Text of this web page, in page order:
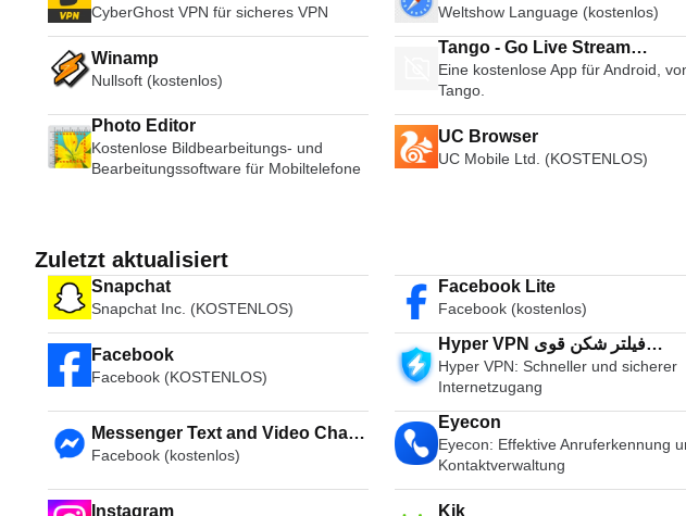
CyberGhost VPN für sicheres VPN Weltshow Language (kostenlos)
Winamp
Nullsoft (kostenlos)
Tango - Go Live Stream
Broadcast Live Video Chat
Eine kostenlose App für Android,
Tango.
Photo Editor
Kostenlose Bildbearbeitungs- und
Bearbeitungssoftware für Mobiltelefone
UC Browser
UC Mobile Ltd. (KOSTENLOS)
Zuletzt aktualisiert
Snapchat
Snapchat Inc. (KOSTENLOS)
Facebook Lite
Facebook (kostenlos)
Facebook
Facebook (KOSTENLOS)
Hyper VPN فیلتر شکن قوی
پرسرعت
Hyper VPN: Schneller und sicherer
Internetzugang
Messenger Text and Video Chat
for Free
Facebook (kostenlos)
Eyecon
Eyecon: Effektive Anruferkennung
Kontaktverwaltung
Instagram Kik